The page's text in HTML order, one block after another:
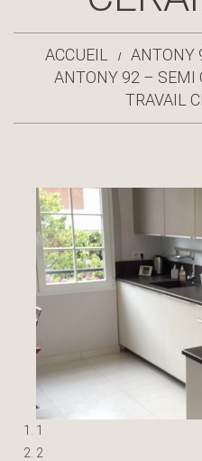
ACCUEIL ANTONY
ANTONY 92 – SEMI
TRAVAIL
1
2